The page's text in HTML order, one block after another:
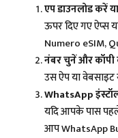
एप डाउनलोड करें
ऊपर दिए गए ऐप्स
Numero eSIM,
नंबर चुनें और
उस ऐप या
WhatsApp
यदि आपके पास
आप WhatsApp